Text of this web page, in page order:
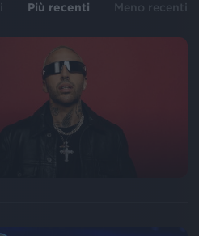
Più recenti Meno recenti